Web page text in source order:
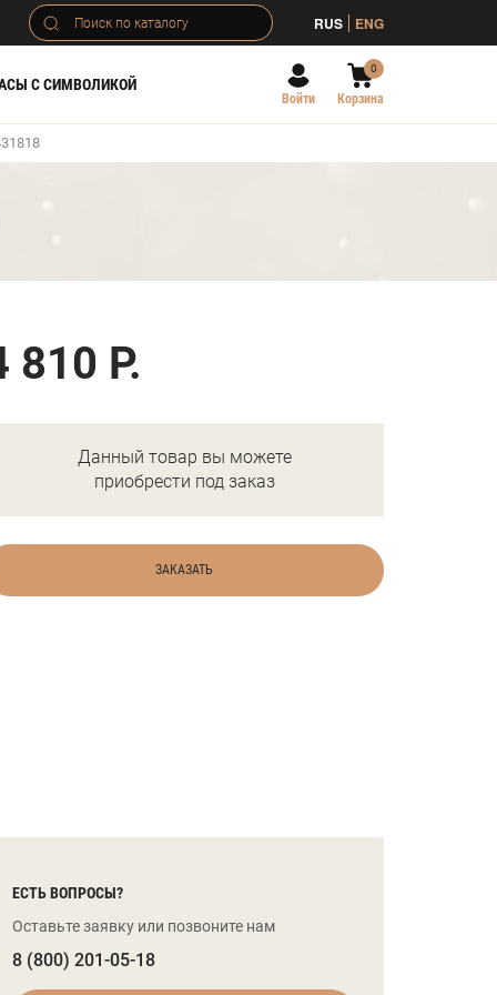
RUS ENG
С СИМВОЛИКОЙ
Войти
0
Корзина
810 Р.
Данный товар вы можете
приобрести под заказ
ЗАКАЗАТЬ
ЕСТЬ ВОПРОСЫ?
Оставьте заявку или позвоните нам
8 (800) 201-05-18